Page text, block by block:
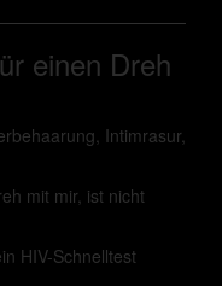
einen Dreh
Intimrasur,
mit mir, ist nicht
HIV-Schnelltest